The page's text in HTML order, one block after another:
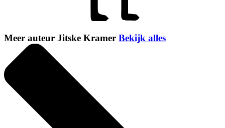
Meer auteur Jitske Kramer Bekijk alles